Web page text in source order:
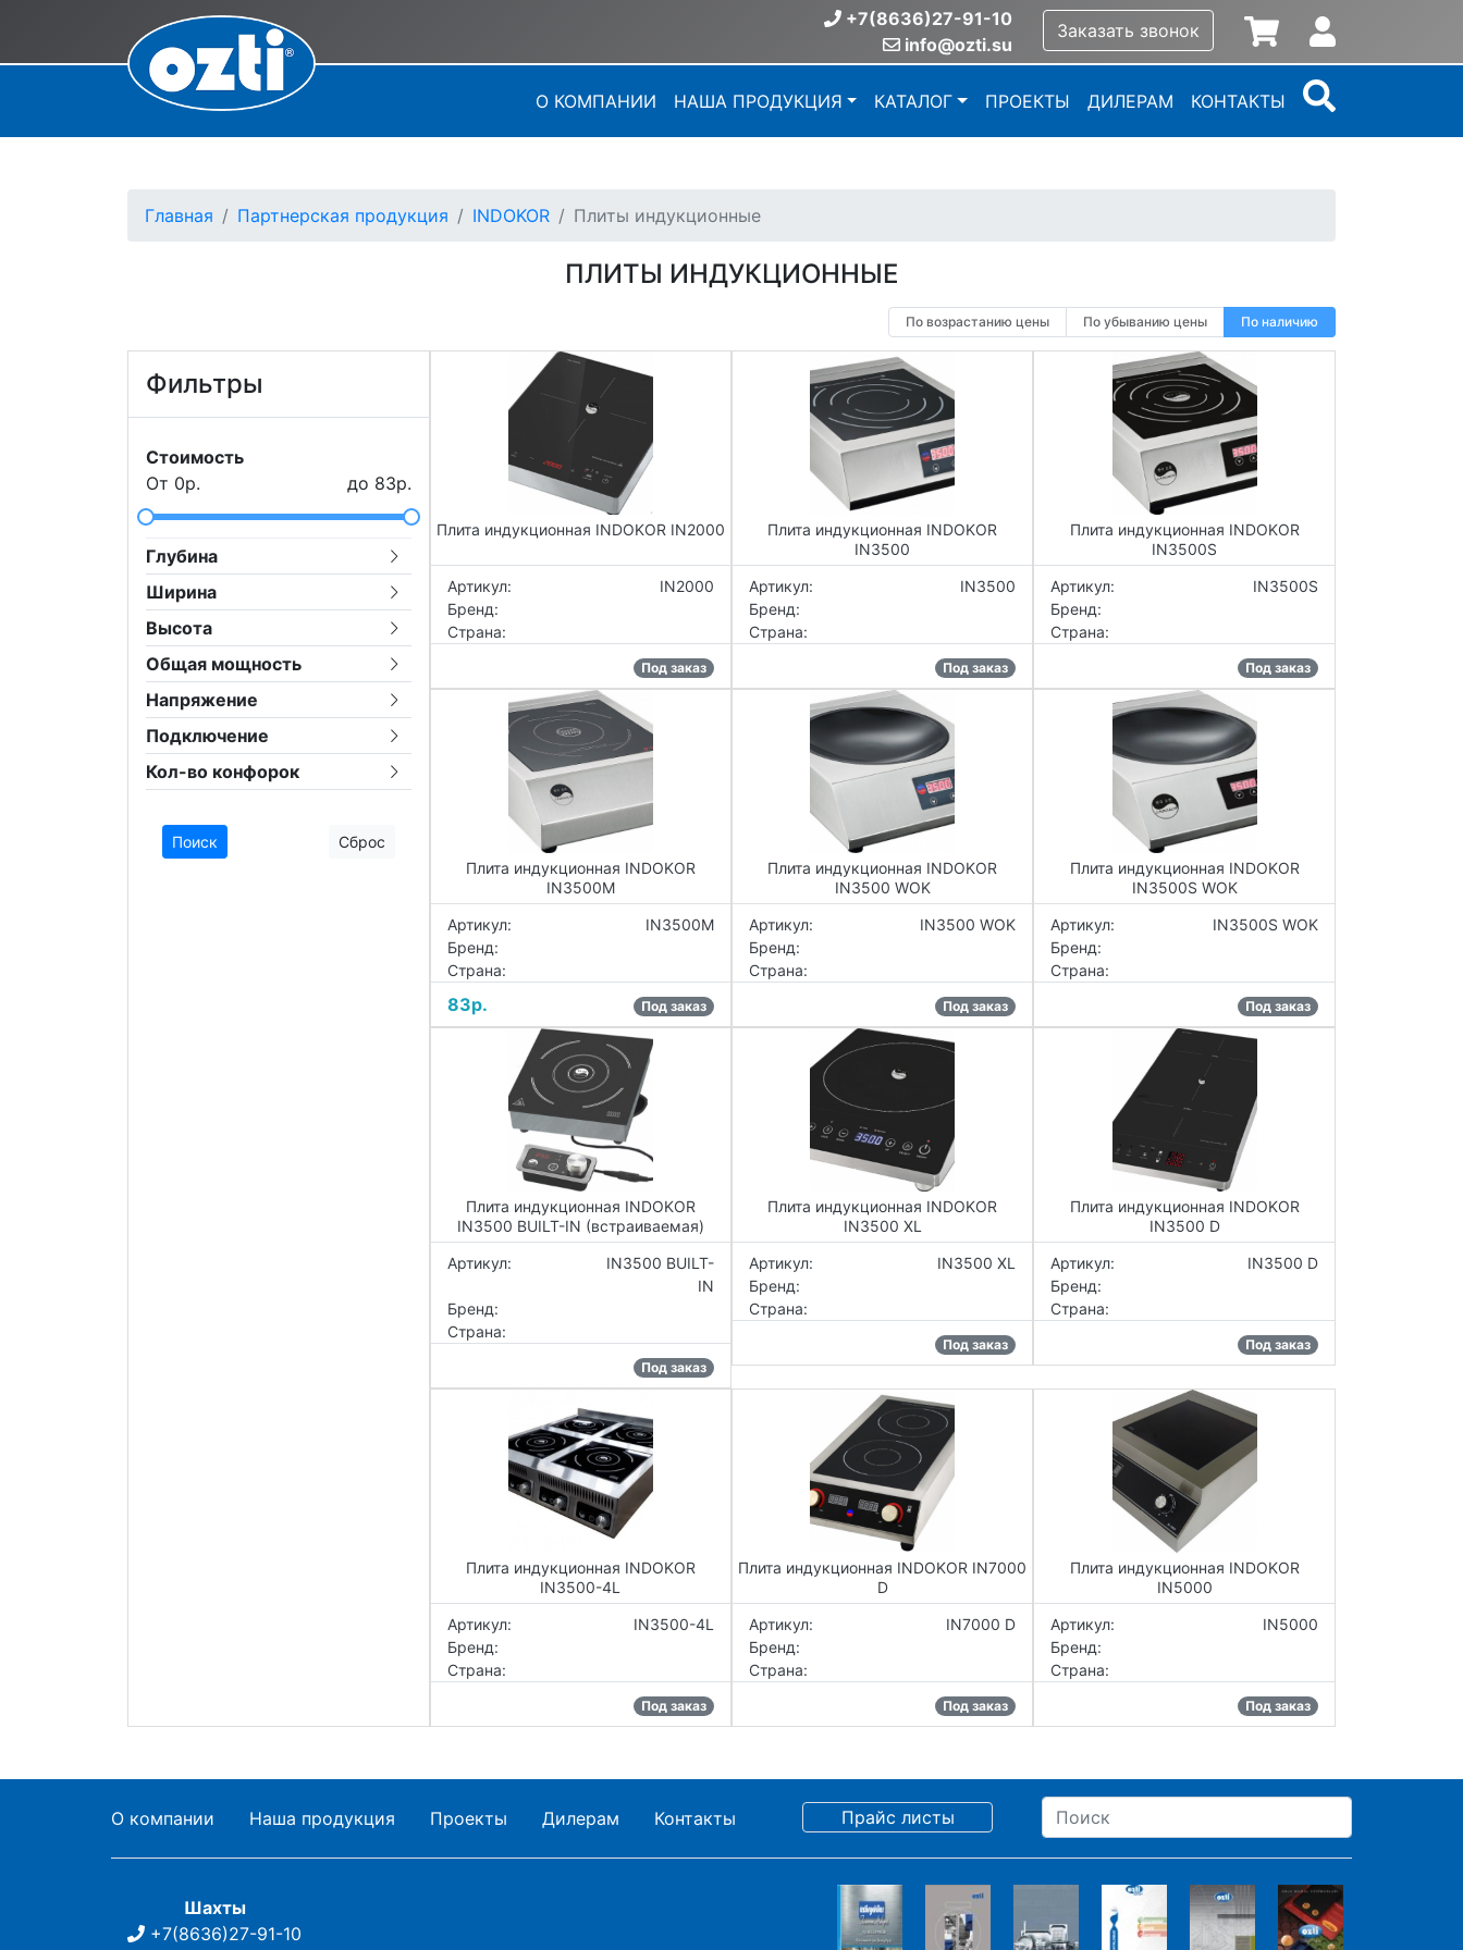
+7(8636)27-91-10
info@ozti.su
Заказать звонок
О КОМПАНИИ НАША ПРОДУКЦИЯ КАТАЛОГ ПРОЕКТЫ ДИЛЕРАМ КОНТАКТЫ
Главная Партнерская продукция INDOKOR Плиты индукционные
ПЛИТЫ ИНДУКЦИОННЫЕ
Фильтры
Стоимость
От 0р.
до 83р.
Глубина
Ширина
Высота
Общая мощность
Напряжение
Подключение
Кол-во конфорок
Поиск Сброс
По возрастанию цены По убыванию цены По наличию
Плита индукционная INDOKOR IN2000
Артикул:
IN2000
Бренд:
Страна:
Под заказ
Плита индукционная INDOKOR
IN3500
Артикул:
IN3500
Бренд:
Страна:
Под заказ
Плита индукционная INDOKOR
IN3500S
Артикул:
IN3500S
Бренд:
Страна:
Под заказ
Плита индукционная INDOKOR
IN3500M
Артикул:
IN3500M
Бренд:
Страна:
83р. Под заказ
Плита индукционная INDOKOR
IN3500 WOK
Артикул:
IN3500 WOK
Бренд:
Страна:
Под заказ
Плита индукционная INDOKOR
IN3500S WOK
Артикул:
IN3500S WOK
Бренд:
Страна:
Под заказ
Плита индукционная INDOKOR
IN3500 BUILT-IN (встраиваемая)
Артикул:
IN3500 BUILT-
IN
Бренд:
Страна:
Под заказ
Плита индукционная INDOKOR
IN3500 XL
Артикул:
IN3500 XL
Бренд:
Страна:
Под заказ
Плита индукционная INDOKOR
IN3500 D
Артикул:
IN3500 D
Бренд:
Страна:
Под заказ
Плита индукционная INDOKOR
IN3500-4L
Артикул:
IN3500-4L
Бренд:
Страна:
Под заказ
Плита индукционная INDOKOR IN7000
D
Артикул:
IN7000 D
Бренд:
Страна:
Под заказ
Плита индукционная INDOKOR
IN5000
Артикул:
IN5000
Бренд:
Страна:
Под заказ
О компании Наша продукция Проекты Дилерам Контакты
Шахты
+7(8636)27-91-10